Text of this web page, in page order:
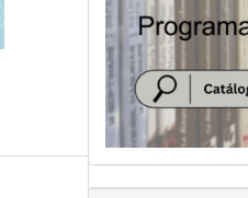
de libros para venta en